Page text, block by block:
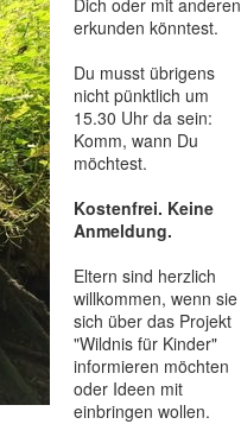
Dich oder mit anderen
erkunden könntest.
Du musst übrigens
nicht pünktlich um
15.30 Uhr da sein:
Komm, wann Du
möchtest.
Kostenfrei. Keine
Anmeldung.
Eltern sind herzlich
willkommen, wenn sie
sich über das Projekt
"Wildnis für Kinder"
informieren möchten
oder Ideen mit
einbringen wollen.